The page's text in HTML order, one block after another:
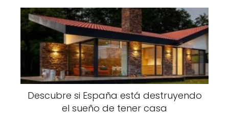
Descubre si España está destruyendo
el sueño de tener casa